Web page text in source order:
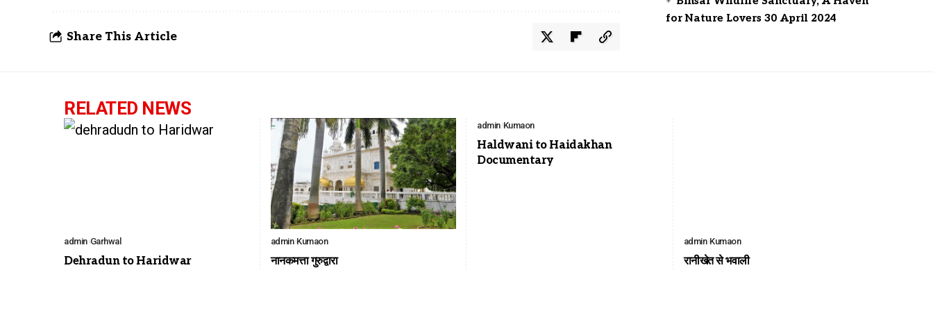
Share This Article
for Nature Lovers 30 April 2024
RELATED NEWS
admin Garhwal
Dehradun to Haridwar
admin Kumaon
नानकमत्ता गुरुद्वारा
admin Kumaon
Haldwani to Haidakhan
Documentary
admin Kumaon
रानीखेत से भवाली